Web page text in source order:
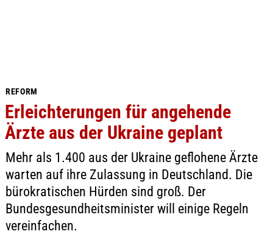
REFORM
Erleichterungen für angehende
Ärzte aus der Ukraine geplant
Mehr als 1.400 aus der Ukraine geflohene Ärzte
warten auf ihre Zulassung in Deutschland. Die
bürokratischen Hürden sind groß. Der
Bundesgesundheitsminister will einige Regeln
vereinfachen.